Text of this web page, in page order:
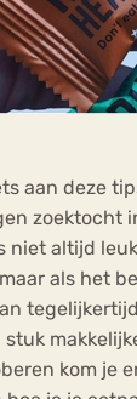
aan deze
zoektocht
niet altijd
als het
kom je